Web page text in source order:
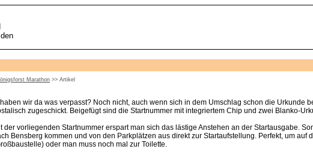
Marathon >> Artikel
haben wir da was verpasst? Noch nicht, auch wenn sich in dem Umschlag schon die
zugeschickt. Beigefügt sind die Startnummer mit integriertem Chip und zwei Blanko-
der vorliegenden Startnummer erspart man sich das lästige Anstehen an der Startausgabe.
Bensberg kommen und von den Parkplätzen aus direkt zur Startaufstellung. Perfekt, um
oder man muss noch mal zur Toilette.